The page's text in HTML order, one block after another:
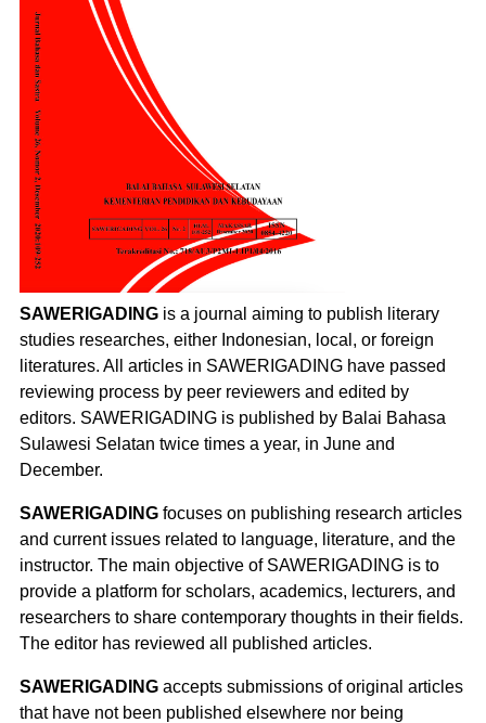
SAWERIGADINGis a journal aiming to publish literary
studies researches, either Indonesian, local, or foreign
literatures. All articles in SAWERIGADING have passed
reviewing process by peer reviewers and edited by
editors. SAWERIGADING is published by Balai Bahasa
Sulawesi Selatan twice times a year, in June and
December.
SAWERIGADINGfocuses on publishing research articles
and current issues related to language, literature, and the
instructor. The main objective of SAWERIGADING is to
provide a platform for scholars, academics, lecturers, and
researchers to share contemporary thoughts in their fields.
The editor has reviewed all published articles.
SAWERIGADINGaccepts submissions of original articles
that have not been published elsewhere nor being